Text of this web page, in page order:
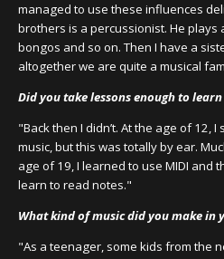
managed to use these influences
brothers is a percussionist. He plays
bongos and so on. Then I have a
altogether we are quite a musical
Did you take lessons enough to
"Back then I didn’t. At the age of 12,
music, but this was totally by ear.
age of 19, I learned to use MIDI and
learn to read notes."
What kind of music did you make in
"As a teenager, some kids from the